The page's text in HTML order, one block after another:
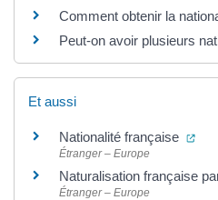
Comment obtenir la
Peut-on avoir plusieurs
Et aussi
Nationalité française
Étranger – Europe
Naturalisation française
Étranger – Europe